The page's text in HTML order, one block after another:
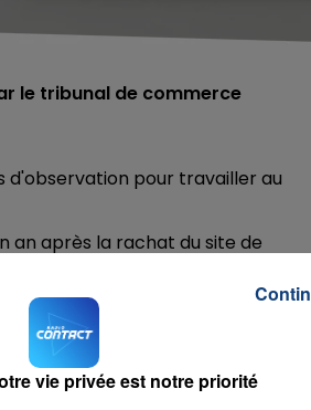
le tribunal de commerce
d'observation pour travailler au
an après la rachat du site de
et des voiturettes électriques.
judiciaires pour dénoncer la reprise
vie privée est notre priorité